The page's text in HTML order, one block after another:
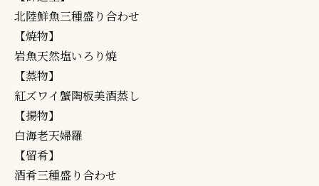
北陸鮮魚三種盛り合わせ
【焼物】
岩魚天然塩いろり焼
【蒸物】
紅ズワイ蟹陶板美酒蒸し
【揚物】
白海老天婦羅
【留肴】
酒肴三種盛り合わせ